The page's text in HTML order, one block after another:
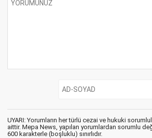
UYARI: Yorumların her türlü cezai ve hukuki
aittir. Mepa News, yapılan yorumlardan sorumlu
600 karakterle (boşluklu) sınırlıdır.